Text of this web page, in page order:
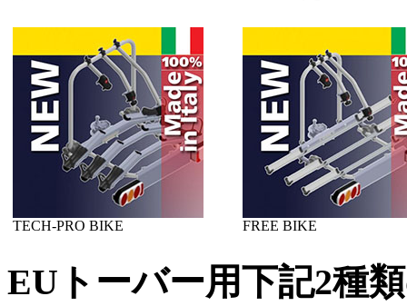
TECH-PRO BIKE FREE BIKE
EUトーバー用下記2種